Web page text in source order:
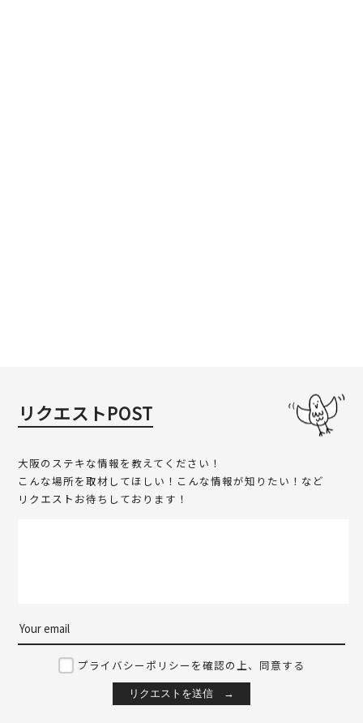
リクエストPOST
大阪のステキな情報を教えてください！
こんな場所を取材してほしい！こんな情報が知りたい！など
リクエストお待ちしております！
プライバシーポリシーを確認の上、同意する